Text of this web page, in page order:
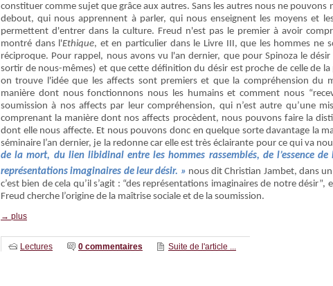
constituer comme sujet que grâce aux autres. Sans les autres nous ne
debout, qui nous apprennent à parler, qui nous enseignent les moyens et
permettent d'entrer dans la culture. Freud n'est pas le premier à avoir
montré dans l'Ethique, et en particulier dans le Livre III, que les hommes ne
réciproque. Pour rappel, nous avons vu l'an dernier, que pour Spinoza le
sortir de nous-mêmes) et que cette définition du désir est proche de celle de
on trouve l'idée que les affects sont premiers et que la compréhension du
manière dont nous fonctionnons nous les humains et comment nous
soumission à nos affects par leur compréhension, qui n’est autre qu’une
comprenant la manière dont nos affects procèdent, nous pouvons faire la
dont elle nous affecte. Et nous pouvons donc en quelque sorte davantage la
séminaire l’an dernier, je la redonne car elle est très éclairante pour ce qui va
de la mort, du lien libidinal entre les hommes rassemblés, de l’essence
représentations imaginaires de leur désir. » nous dit Christian Jambet, dans
c’est bien de cela qu’il s’agit : “des représentations imaginaires de notre
Freud cherche l’origine de la maîtrise sociale et de la soumission.
→ plus
Lectures 0 commentaires Suite de l'article ...